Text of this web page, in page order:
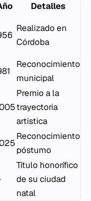
Detalles
Realizado en
Córdoba
Reconocimiento
municipal
Premio a la
trayectoria
artística
Reconocimiento
póstumo
Título honorífico
de su ciudad
natal